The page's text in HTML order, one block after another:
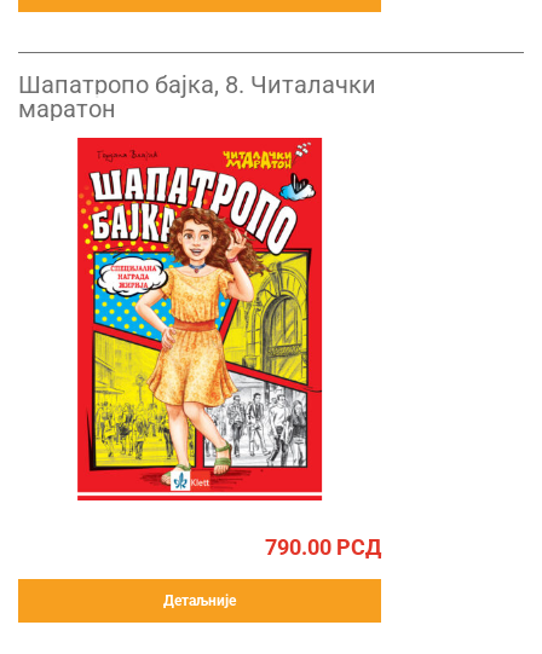
Шапатропо бајка, 8. Читалачки
маратон
790.00 РСД
Детаљније